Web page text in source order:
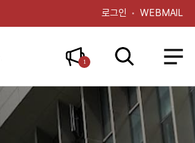
로그인 WEBMAIL
1